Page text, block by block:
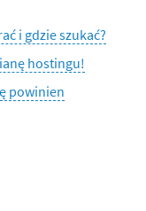
i gdzie szukać?
hostingu!
powinien